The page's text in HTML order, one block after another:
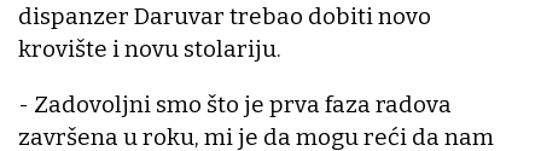
dispanzer Daruvar trebao dobiti novo
krovište i novu stolariju.
- Zadovoljni smo što je prva faza radova
završena u roku, mi je da mogu reći da nam